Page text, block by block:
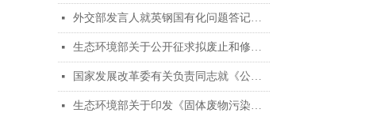
넷 外交部发言人就英钢国有化问题答记者问
넷 生态环境部关于公开征求拟废止和修改部分规章意见的函
넷 国家发展改革委有关负责同志就《公共资源交易中心招标投标现场管理暂行办法》答记者问
넷 生态环境部关于印发《固体废物污染防治“十五五”规划》的通知